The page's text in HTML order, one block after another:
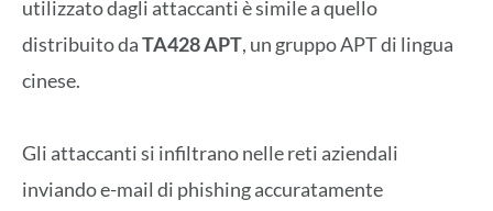
utilizzato dagli attaccanti è simile a quello
distribuito daTA428 APT, un gruppo APT di lingua
cinese.
Gli attaccanti si infiltrano nelle reti aziendali
inviando e-mail di phishing accuratamente